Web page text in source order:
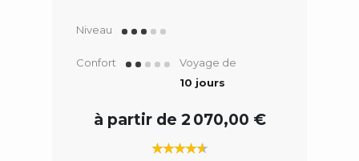
Niveau
Confort
Voyage de
10 jours
à partir de 2 070,00 €